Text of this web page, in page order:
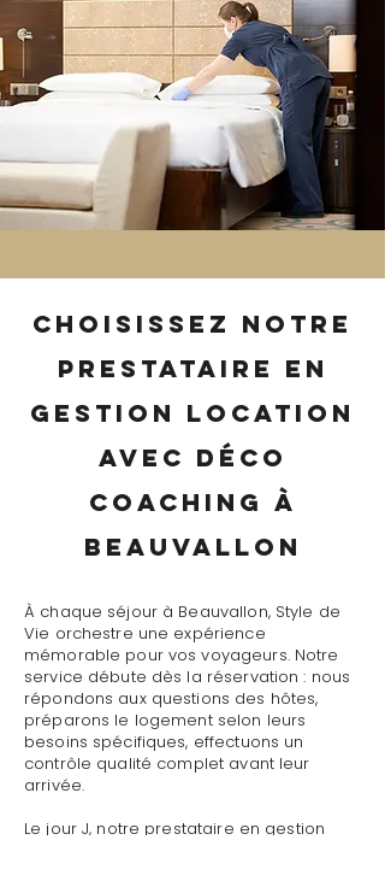
Choisissez notre
prestataire en
gestion location
avec déco
coaching à
Beauvallon
À chaque séjour à Beauvallon, Style de
Vie orchestre une expérience
mémorable pour vos voyageurs. Notre
service débute dès la réservation : nous
répondons aux questions des hôtes,
préparons le logement selon leurs
besoins spécifiques, effectuons un
contrôle qualité complet avant leur
arrivée.
Le jour J, notre prestataire en gestion